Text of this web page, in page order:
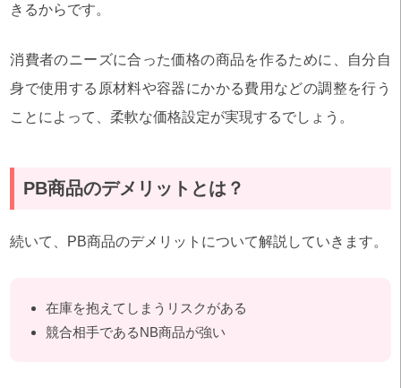
きるからです。
消費者のニーズに合った価格の商品を作るために、自分自
身で使用する原材料や容器にかかる費用などの調整を行う
ことによって、柔軟な価格設定が実現するでしょう。
PB商品のデメリットとは？
続いて、PB商品のデメリットについて解説していきます。
在庫を抱えてしまうリスクがある
競合相手であるNB商品が強い